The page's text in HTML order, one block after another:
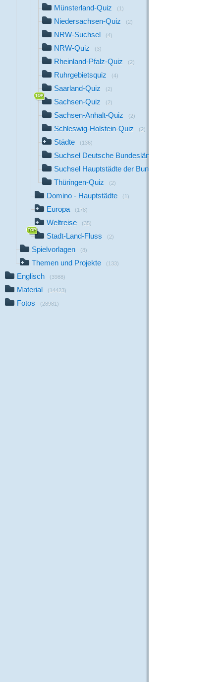
Münsterland-Quiz (1)
Niedersachsen-Quiz (2)
NRW-Suchsel (4)
NRW-Quiz (3)
Rheinland-Pfalz-Quiz (2)
Ruhrgebietsquiz (4)
Saarland-Quiz (2)
Sachsen-Quiz (2)
Sachsen-Anhalt-Quiz (2)
Schleswig-Holstein-Quiz (2)
Städte (136)
Suchsel Deutsche Bundesländer
Suchsel Hauptstädte der Bundesländer
Thüringen-Quiz (2)
Domino - Hauptstädte (1)
Europa (178)
Weltreise (35)
Stadt-Land-Fluss (2)
Spielvorlagen (8)
Themen und Projekte (133)
Englisch (3988)
Material (14423)
Fotos (28981)